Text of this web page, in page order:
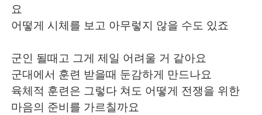
日本語 한국어
Русский ไทย
요
어떻게 시체를 보고 아무렇지 않을 수도 있죠
군인 될때고 그게 제일 어려울 거 같아요
군대에서 훈련 받을때 둔감하게 만드나요
육체적 훈련은 그렇다 쳐도 어떻게 전쟁을 위한
마음의 준비를 가르칠까요